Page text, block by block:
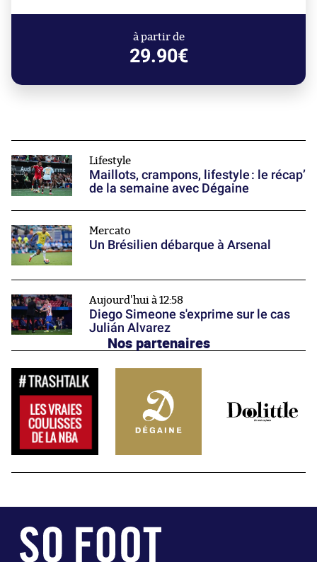
à partir de
29.90€
Lifestyle
Maillots, crampons, lifestyle : le récap’
de la semaine avec Dégaine
Mercato
Un Brésilien débarque à Arsenal
Aujourd'hui à 12:58
Diego Simeone s'exprime sur le cas
Julián Alvarez
Nos partenaires